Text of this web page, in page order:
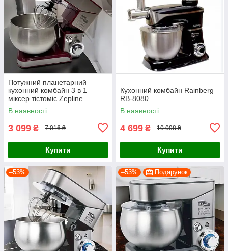
Потужний планетарний
кухонний комбайн 3 в 1
міксер тістоміс Zepline
неіржавка сталь 3500 Вт із
чашею на 6 л
В наявності
3 099 ₴ 7 016 ₴
Купити
Кухонний комбайн Rainberg
RB-8080
В наявності
4 699 ₴ 10 098 ₴
Купити
–53% –53% Подарунок